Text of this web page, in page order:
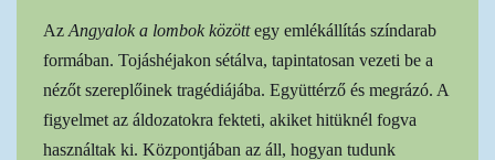
Az Angyalok a lombok közöttegy emlékállítás színdarab
formában. Tojáshéjakon sétálva, tapintatosan vezeti be a
nézőt szereplőinek tragédiájába. Együttérző és megrázó. A
figyelmet az áldozatokra fekteti, akiket hitüknél fogva
használtak ki. Központjában az áll, hogyan tudunk